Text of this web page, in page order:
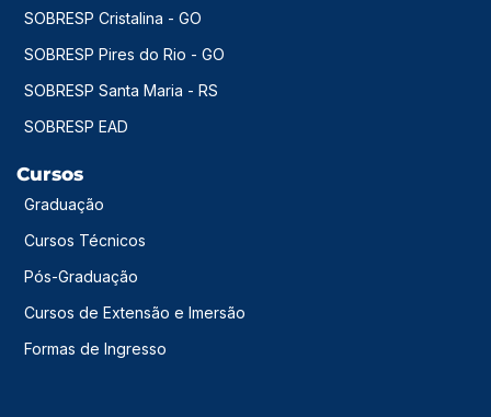
SOBRESP Cristalina - GO
SOBRESP Pires do Rio - GO
SOBRESP Santa Maria - RS
SOBRESP EAD
Cursos
Graduação
Cursos Técnicos
Pós-Graduação
Cursos de Extensão e Imersão
Formas de Ingresso